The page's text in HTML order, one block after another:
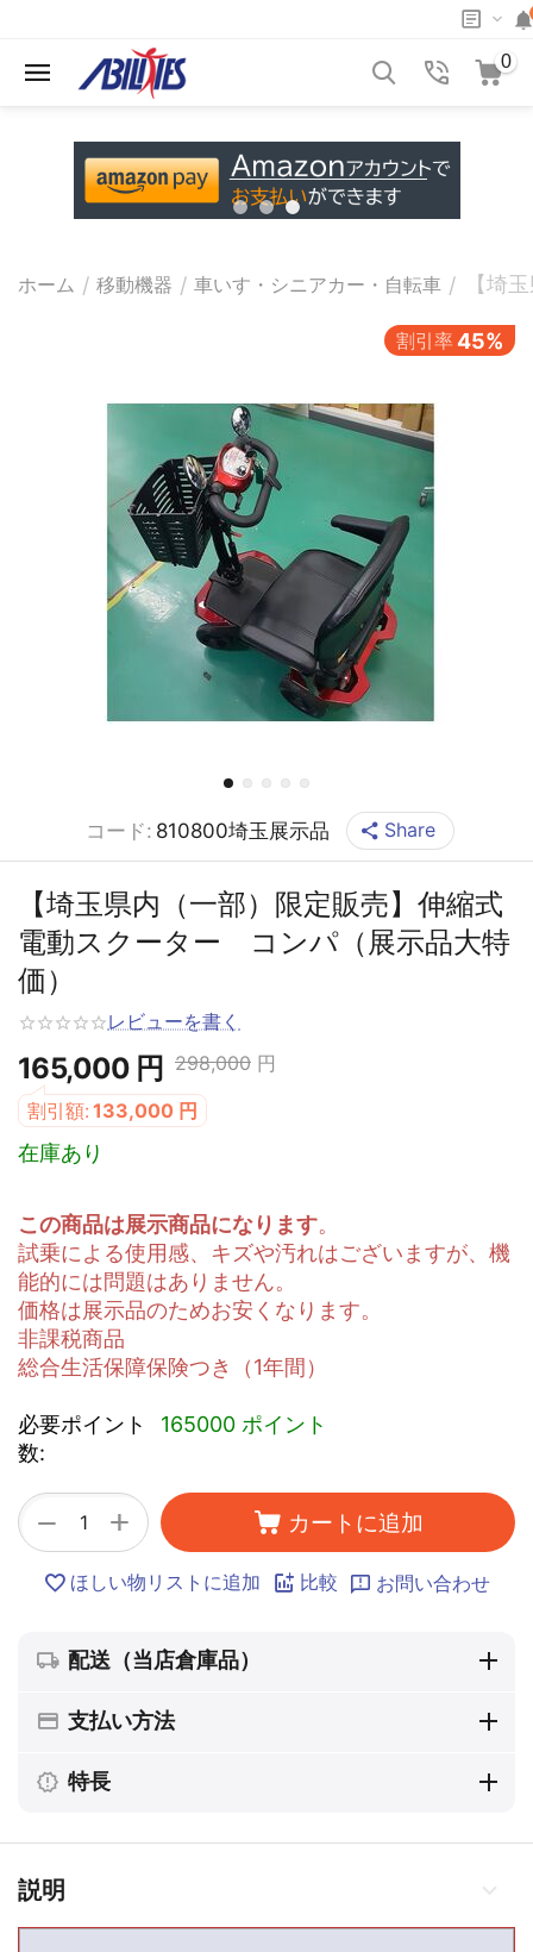
0
ホーム / 移動機器 / 車いす・シニアカー・自転車 / 【埼
割引率45%
コード: 810800埼玉展示品 Share
【埼玉県内（一部）限定販売】伸縮式
電動スクーター コンパ（展示品大特
価）
レビューを書く
165,000 円 298,000 円
割引額: 133,000 円
在庫あり
この商品は展示商品になります。
試乗による使用感、キズや汚れはございますが、機
能的には問題はありません。
価格は展示品のためお安くなります。
非課税商品
総合生活保障保険つき（1年間）
必要ポイント
数:
165000 ポイント
+
− カートに追加
ほしい物リストに追加 比較 お問い合わせ
配送（当店倉庫品）
支払い方法
特長
説明